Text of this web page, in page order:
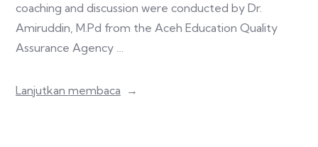
coaching and discussion were conducted by Dr.
Amiruddin, M.Pd from the Aceh Education Quality
Assurance Agency …
Lanjutkan membaca